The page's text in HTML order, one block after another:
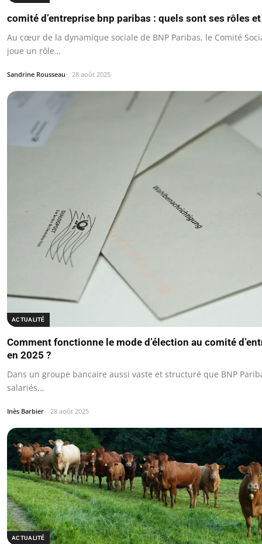
comité d’entreprise bnp paribas : quels sont ses rôles
Au cœur de la dynamique sociale de BNP Paribas, le Comité
joue un rôle…
Sandrine Rousseau 28 août 2025
ACTUALITÉ
Comment fonctionne le mode d’élection au comité
en 2025 ?
Dans un groupe bancaire aussi vaste et structuré que BNP
salariés…
Inès Barbier 28 août 2025
ACTUALITÉ